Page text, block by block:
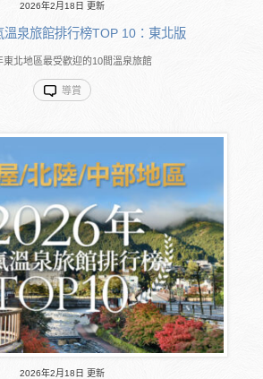
2026年2月18日 更新
溫泉旅館排行榜TOP 10：東北版
東北地區最受歡迎的10間溫泉旅館
導賞
2026年2月18日 更新